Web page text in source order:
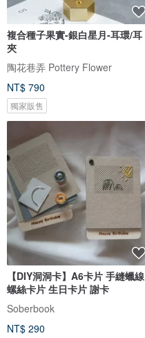
複合種子果實-銀白星月-耳環/耳
夾
陶花巷弄 Pottery Flower
NT$ 790
獨家販售
【DIY洞洞卡】A6卡片 手縫蠟線
螺絲卡片 生日卡片 謝卡
Soberbook
NT$ 290